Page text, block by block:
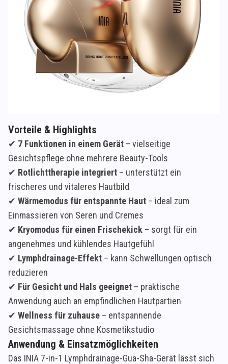
Vorteile & Highlights
✔ 7 Funktionen in einem Gerät – vielseitige
Gesichtspflege ohne mehrere Beauty-Tools
✔ Rotlichttherapie integriert – unterstützt ein
frischeres und vitaleres Hautbild
✔ Wärmemodus für entspannte Haut – ideal zum
Einmassieren von Seren und Cremes
✔ Kryomodus für einen Frischekick – sorgt für ein
angenehmes und kühlendes Hautgefühl
✔ Lymphdrainage-Effekt – kann Schwellungen optisch
reduzieren
✔ Für Gesicht und Hals geeignet – praktische
Anwendung auch an empfindlichen Hautpartien
✔ Wellness für zuhause – entspannende
Gesichtsmassage ohne Kosmetikstudio
Anwendung & Einsatzmöglichkeiten
Das INIA 7-in-1 Lymphdrainage-Gua-Sha-Gerät lässt sich